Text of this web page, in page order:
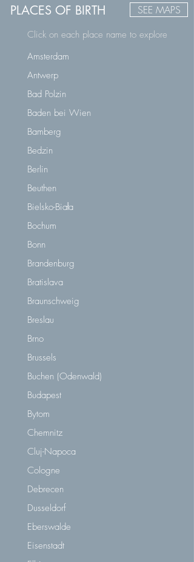
PLACES OF BIRTH SEE MAPS
Click on each place name to explore
Amsterdam
Antwerp
Bad Polzin
Baden bei Wien
Bamberg
Bedzin
Berlin
Beuthen
Bielsko-Biała
Bochum
Bonn
Brandenburg
Bratislava
Braunschweig
Breslau
Brno
Brussels
Buchen (Odenwald)
Budapest
Bytom
Chemnitz
Cluj-Napoca
Cologne
Debrecen
Dusseldorf
Eberswalde
Eisenstadt